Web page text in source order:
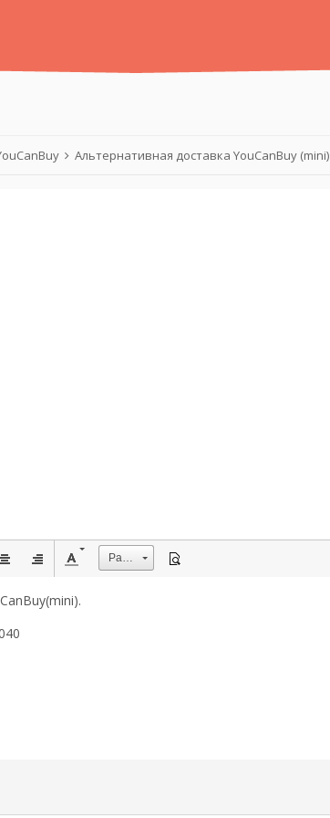
Альтернативная доставка YouCanBuy (mini)
Размер